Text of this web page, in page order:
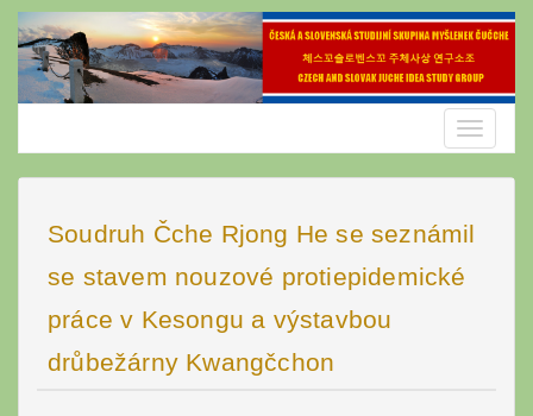
Skip
content
Toggle
Soudruh Čche Rjong He se seznámil
se stavem nouzové protiepidemické
práce v Kesongu a výstavbou
drůbežárny Kwangčchon